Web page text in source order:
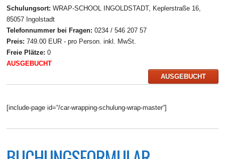
Schulungsort: WRAP-SCHOOL INGOLDSTADT, Keplerstraße 16,
85057 Ingolstadt
Telefonnummer bei Fragen: 0234 / 546 207 57
Preis: 749.00 EUR - pro Person. inkl. MwSt.
Freie Plätze: 0
AUSGEBUCHT
AUSGEBUCHT
[include-page id=“/car-wrapping-schulung-wrap-master“]